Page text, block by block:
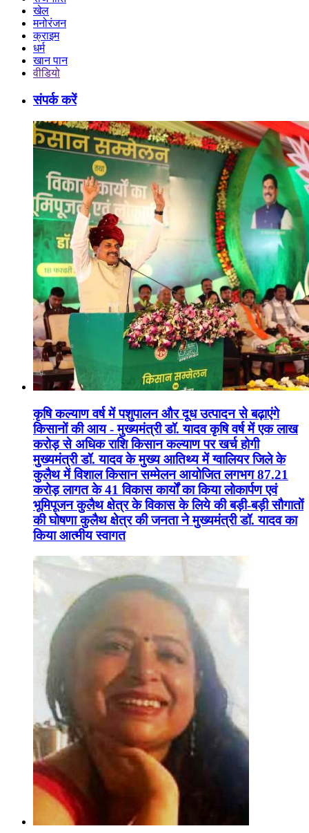
खेल
मनोरंजन
क्राइम
धर्म
खान पान
वीडियो
संपर्क करें
कृषि कल्याण वर्ष में पशुपालन और दूध उत्पादन से बढ़ाएंगे
किसानों की आय - मुख्यमंत्री डॉ. यादव कृषि वर्ष में एक लाख
करोड़ से अधिक राशि किसान कल्याण पर खर्च होगी
मुख्यमंत्री डॉ. यादव के मुख्य आतिथ्य में ग्वालियर जिले के
कुलैथ में विशाल किसान सम्मेलन आयोजित लगभग 87.21
करोड़ लागत के 41 विकास कार्यों का किया लोकार्पण एवं
भूमिपूजन कुलैथ क्षेत्र के विकास के लिये की बड़ी-बड़ी सौगातों
की घोषणा कुलैथ क्षेत्र की जनता ने मुख्यमंत्री डॉ. यादव का
किया आत्मीय स्वागत